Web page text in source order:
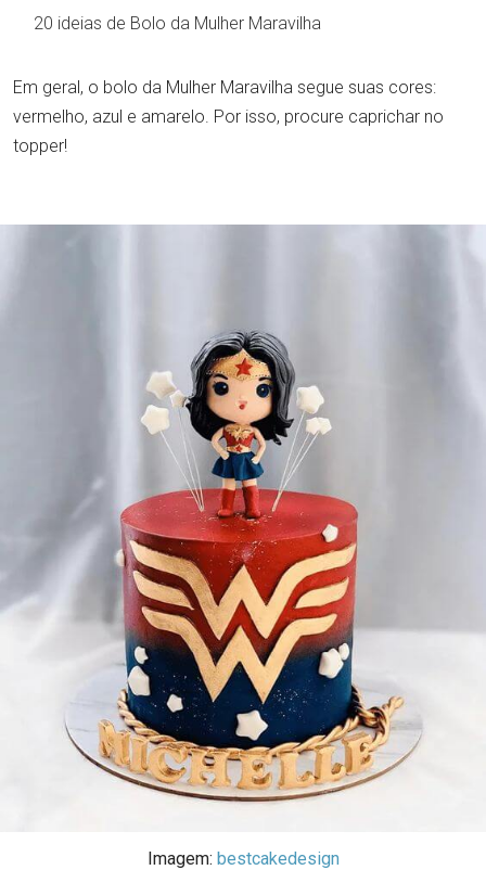
20 ideias de Bolo da Mulher Maravilha
Em geral, o bolo da Mulher Maravilha segue suas cores:
vermelho, azul e amarelo. Por isso, procure caprichar no
topper!
Imagem: bestcakedesign